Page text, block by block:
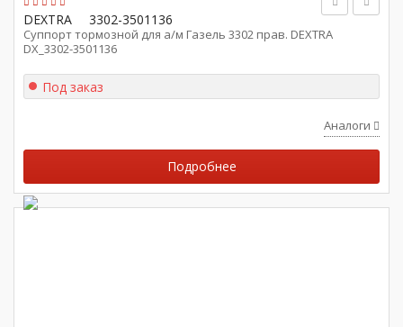
DEXTRA 3302-3501136
Суппорт тормозной для а/м Газель 3302 прав. DEXTRA
DX_3302-3501136
Под заказ
Аналоги
Подробнее